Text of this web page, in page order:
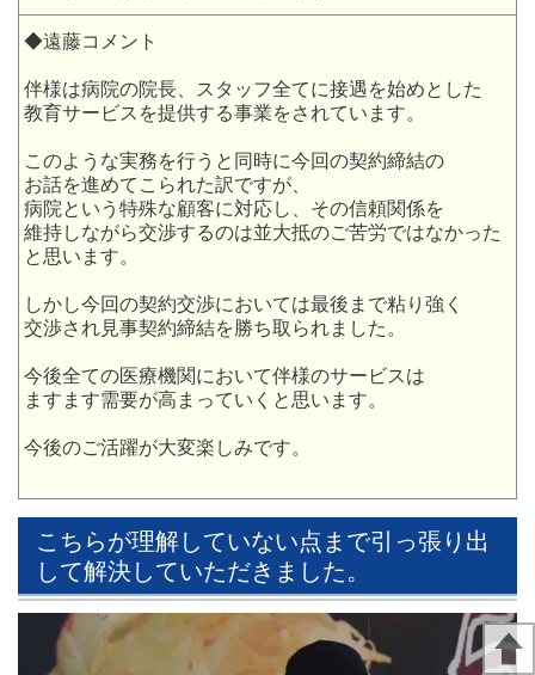
◆遠藤コメント
伴様は病院の院長、スタッフ全てに接遇を始めとした
教育サービスを提供する事業をされています。
このような実務を行うと同時に今回の契約締結の
お話を進めてこられた訳ですが、
病院という特殊な顧客に対応し、その信頼関係を
維持しながら交渉するのは並大抵のご苦労ではなかった
と思います。
しかし今回の契約交渉においては最後まで粘り強く
交渉され見事契約締結を勝ち取られました。
今後全ての医療機関において伴様のサービスは
ますます需要が高まっていくと思います。
今後のご活躍が大変楽しみです。
こちらが理解していない点まで引っ張り出
して解決していただきました。